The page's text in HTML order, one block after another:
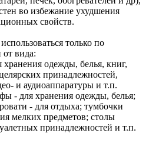
во избежание ухудшения
свойств.
только по
от вида:
одежды, белья, книг,
принадлежностей,
и аудиоаппаратуры и т.п.
- для хранения одежды, белья;
- для отдыха; тумбочки
мелких предметов; столы
принадлежностей и т.п.